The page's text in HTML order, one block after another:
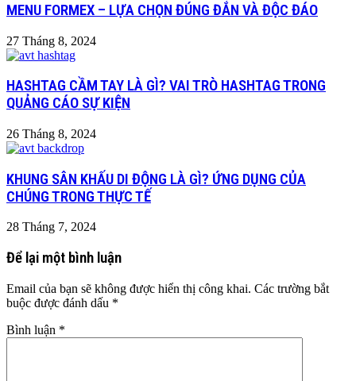
MENU FORMEX – LỰA CHỌN ĐÚNG ĐẮN VÀ ĐỘC ĐÁO
27 Tháng 8, 2024
HASHTAG CẦM TAY LÀ GÌ? VAI TRÒ HASHTAG TRONG
QUẢNG CÁO SỰ KIỆN
26 Tháng 8, 2024
KHUNG SÂN KHẤU DI ĐỘNG LÀ GÌ? ỨNG DỤNG CỦA
CHÚNG TRONG THỰC TẾ
28 Tháng 7, 2024
Để lại một bình luận
Email của bạn sẽ không được hiển thị công khai. Các trường bắt
buộc được đánh dấu *
Bình luận *